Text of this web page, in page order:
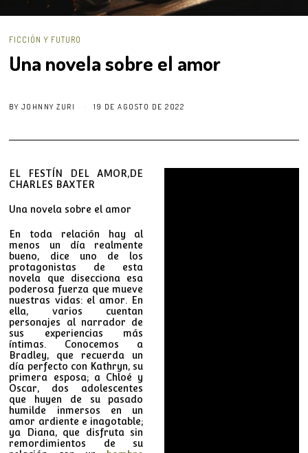
FICCIÓN Y FUTURO
Una novela sobre el amor
BY JOHNNY ZURI 19 DE AGOSTO DE 2022
EL FESTÍN DEL AMOR,DE
CHARLES BAXTER
Una novela sobre el amor
En toda relación hay al
menos un día realmente
bueno, dice uno de los
protagonistas de esta
novela que disecciona esa
poderosa fuerza que mueve
nuestras vidas: el amor. En
ella, varios cuentan
personajes al narrador de
sus experiencias más
íntimas. Conocemos a
Bradley, que recuerda un
día perfecto con Kathryn, su
primera esposa; a Chloé y
Oscar, dos adolescentes
que huyen de su pasado
humilde inmersos en un
amor ardiente e inagotable;
ya Diana, que disfruta sin
remordimientos de su